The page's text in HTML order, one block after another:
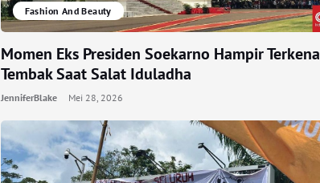
Fashion And Beauty
Momen Eks Presiden Soekarno Hampir Terkena
Tembak Saat Salat Iduladha
JenniferBlake Mei 28, 2026